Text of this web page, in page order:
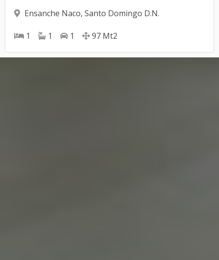
Ensanche Naco, Santo Domingo D.N.
1 1 1 97 Mt2